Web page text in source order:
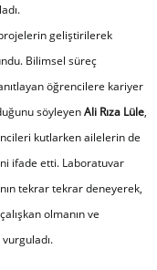
geliştirilerek
Bilimsel süreç
öğrencilere kariyer
söyleyenAli Rıza Lüle,
kutlarken ailelerin de
ifade etti. Laboratuvar
tekrar tekrar deneyerek,
olmanın ve
vurguladı.